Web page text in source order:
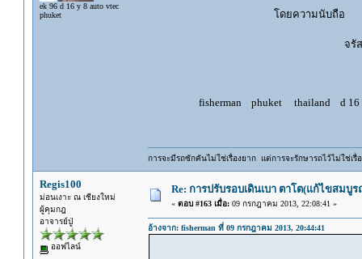
ek 96 d 16 y 8 auto vtec
phuket
โดยความนับถือ
จรัสพล อุต
fisherman phuket thailand d 16 y 8
การจะมีรถซักคันไม่ใช่เรื่องยาก แต่การจะรักษารถไว้ไม่ใช่เรื่
Regis100
ม่อนเงาะ ณ เชียงใหม่
ผู้คุมกฎ
อาจารย์ปู่
ออฟไลน์
Re: การปรับรอบเดินเบา ตาโต(แก้ไขสมบู
« ตอบ #163 เมื่อ:09 กรกฎาคม 2013, 22:08:41 »
อ้างจาก: fisherman ที่ 09 กรกฎาคม 2013, 20:44:41